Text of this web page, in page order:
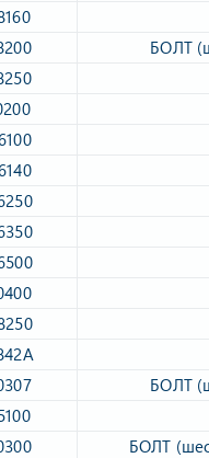
БОЛТ
БОЛТ
БОЛТ